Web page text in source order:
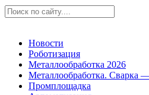
Новости
Роботизация
Металлообработка 2026
Металлообработка. Сварка
Промплощадка